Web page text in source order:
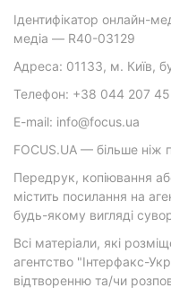
Ідентифікатор онлайн-
медіа — R40-03129
Адреса: 01133, м. Київ,
Телефон: +38 044 207
E-mail: info@focus.ua
FOCUS.UA — більше ніж
Передрук, копіювання
містить посилання на
будь-якому вигляді
Всі матеріали, які
агентство "Інтерфакс-
відтворенню та/чи